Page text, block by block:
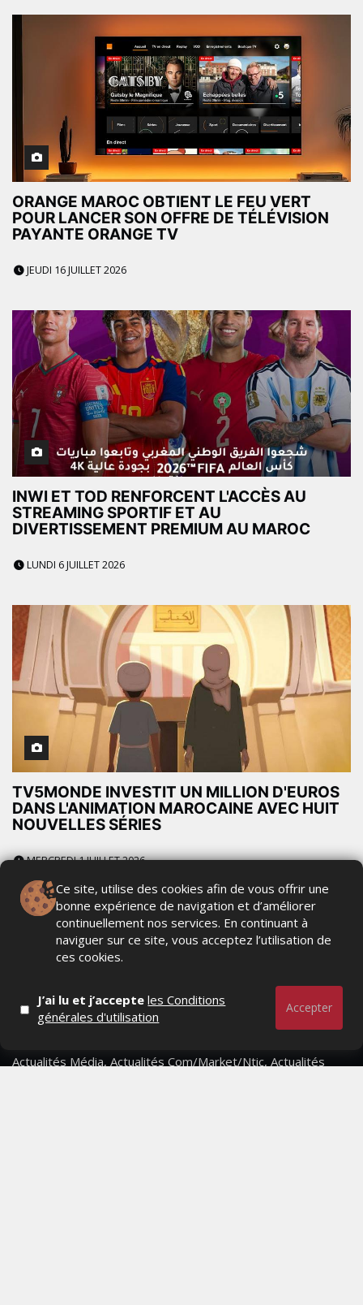
ORANGE MAROC OBTIENT LE FEU VERT
POUR LANCER SON OFFRE DE TÉLÉVISION
PAYANTE ORANGE TV
JEUDI 16 JUILLET 2026
INWI ET TOD RENFORCENT L'ACCÈS AU
STREAMING SPORTIF ET AU
DIVERTISSEMENT PREMIUM AU MAROC
LUNDI 6 JUILLET 2026
TV5MONDE INVESTIT UN MILLION D'EUROS
DANS L'ANIMATION MAROCAINE AVEC HUIT
NOUVELLES SÉRIES
MERCREDI 1 JUILLET 2026
Ce site, utilise des cookies afin de vous offrir une
bonne expérience de navigation et d’améliorer
continuellement nos services. En continuant à
naviguer sur ce site, vous acceptez l’utilisation de
ces cookies.
J’ai lu et j’accepteles Conditions
générales d'utilisation
Accepter
Actualités Média, Actualités Com/Market/Ntic, Actualités